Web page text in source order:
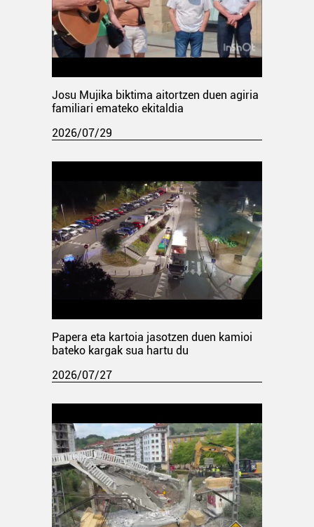
Josu Mujika biktima aitortzen duen agiria
familiari emateko ekitaldia
2026/07/29
Papera eta kartoia jasotzen duen kamioi
bateko kargak sua hartu du
2026/07/27